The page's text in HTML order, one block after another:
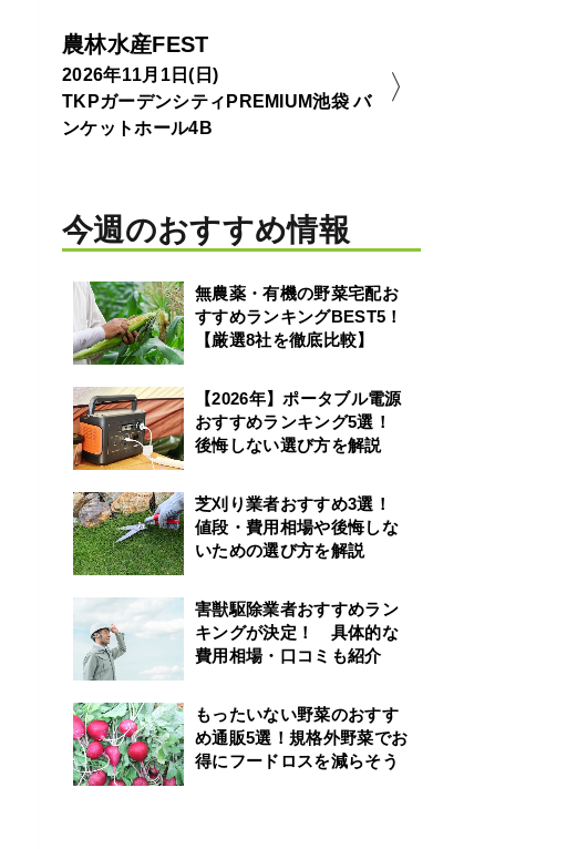
農林水産FEST
2026年11月1日(日)
TKPガーデンシティPREMIUM池袋 バ
ンケットホール4B
今週のおすすめ情報
無農薬・有機の野菜宅配お
すすめランキングBEST5！
【厳選8社を徹底比較】
【2026年】ポータブル電源
おすすめランキング5選！
後悔しない選び方を解説
芝刈り業者おすすめ3選！
値段・費用相場や後悔しな
いための選び方を解説
害獣駆除業者おすすめラン
キングが決定！ 具体的な
費用相場・口コミも紹介
もったいない野菜のおすす
め通販5選！規格外野菜でお
得にフードロスを減らそう